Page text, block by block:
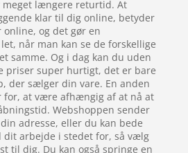
længere returtid. At
klar til dig online, betyder
og det gør en
når man kan se de forskellige
samme. Og i dag kan du uden
priser super hurtigt, det er bare
der sælger din vare. En anden
for, at være afhængig af at nå at
Webshoppen sender
adresse, eller du kan bede
dit arbejde i stedet for, så vælg
til dig. Du kan også springe en